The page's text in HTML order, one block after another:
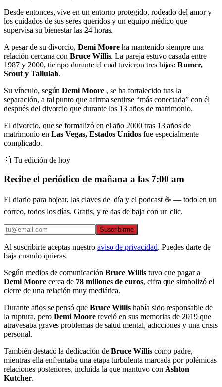
Desde entonces, vive en un entorno protegido, rodeado del amor y
los cuidados de sus seres queridos y un equipo médico que
supervisa su bienestar las 24 horas.
A pesar de su divorcio, Demi Moore ha mantenido siempre una
relación cercana con Bruce Willis. La pareja estuvo casada entre
1987 y 2000, tiempo durante el cual tuvieron tres hijas: Rumer,
Scout y Tallulah.
Su vínculo, según Demi Moore , se ha fortalecido tras la
separación, a tal punto que afirma sentirse “más conectada” con él
después del divorcio que durante los 13 años de matrimonio.
El divorcio, que se formalizó en el año 2000 tras 13 años de
matrimonio en Las Vegas, Estados Unidos fue especialmente
complicado.
📰 Tu edición de hoy
Recibe el periódico de mañana a las 7:00 am
El diario para hojear, las claves del día y el podcast ☕ — todo en un
correo, todos los días. Gratis, y te das de baja con un clic.
Suscribirme
Al suscribirte aceptas nuestro aviso de privacidad. Puedes darte de
baja cuando quieras.
Según medios de comunicación Bruce Willis tuvo que pagar a
Demi Moore cerca de 78 millones de euros, cifra que simbolizó el
cierre de una relación muy mediática.
Durante años se pensó que Bruce Willis había sido responsable de
la ruptura, pero Demi Moore reveló en sus memorias de 2019 que
atravesaba graves problemas de salud mental, adicciones y una crisis
personal.
También destacó la dedicación de Bruce Willis como padre,
mientras ella enfrentaba una etapa turbulenta marcada por polémicas
relaciones posteriores, incluida la que mantuvo con Ashton
Kutcher.